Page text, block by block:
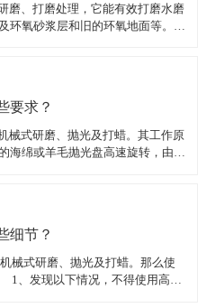
磨、打磨处理，它能有效打磨水磨
环氧砂浆层和旧的环氧地面等。具
要求？
械式研磨、抛光及打蜡。其工作原
海绵或羊毛抛光盘高速旋转，由于
细节？
械式研磨、抛光及打蜡。那么使
1、发现以下情况，不得使用高速